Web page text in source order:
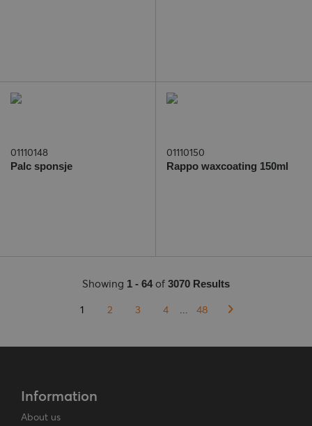
01110148
Palc sponsje
01110150
Rappo waxcoating 150ml
Showing 1 - 64of 3070 Results
1 2 3 4 48
Information
About us